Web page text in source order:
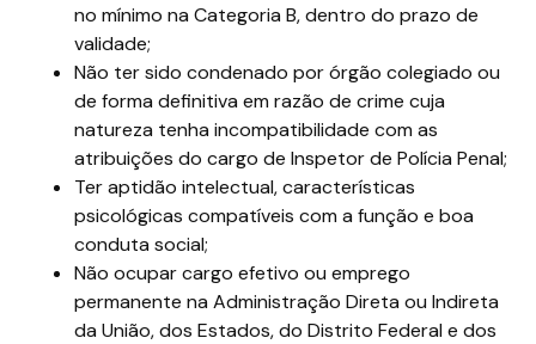
no mínimo na Categoria B, dentro do prazo de
validade;
Não ter sido condenado por órgão colegiado ou
de forma definitiva em razão de crime cuja
natureza tenha incompatibilidade com as
atribuições do cargo de Inspetor de Polícia Penal;
Ter aptidão intelectual, características
psicológicas compatíveis com a função e boa
conduta social;
Não ocupar cargo efetivo ou emprego
permanente na Administração Direta ou Indireta
da União, dos Estados, do Distrito Federal e dos